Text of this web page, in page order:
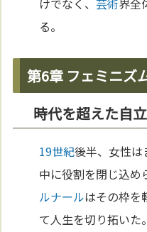
る。
第6章 フェミニズ
時代を超えた自
19世紀後半、女性は
中に役割を閉じ込め
ルナールはその枠を
て人生を切り拓いた